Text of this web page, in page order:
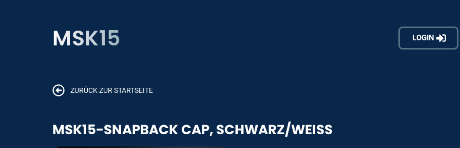
MSK15 LOGIN
ZURÜCK ZUR STARTSEITE
MSK15-SNAPBACK CAP, SCHWARZ/WEISS